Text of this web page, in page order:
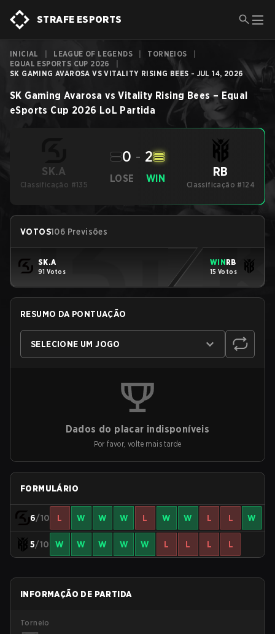
STRAFE ESPORTS
INICIAL LEAGUE OF LEGENDS TORNEIOS
EQUAL ESPORTS CUP 2026
SK GAMING AVAROSA VS VITALITY RISING BEES - JUL 14, 2026
SK Gaming Avarosa vs Vitality Rising Bees– Equal
eSports Cup 2026 LoL Partida
SK.A
Classificação #135
LOSE
0 - 2
WIN RB
Classificação #124
VOTOS106 Previsões
SK.A
91 Votos
WINRB
15 Votos
RESUMO DA PONTUAÇÃO
SELECIONE UM JOGO
Dados do placar indisponíveis
Por favor, volte mais tarde
FORMULÁRIO
6/10 L W W W L W W L L W
5/10 W W W W W L L L L
INFORMAÇÃO DE PARTIDA
Torneio